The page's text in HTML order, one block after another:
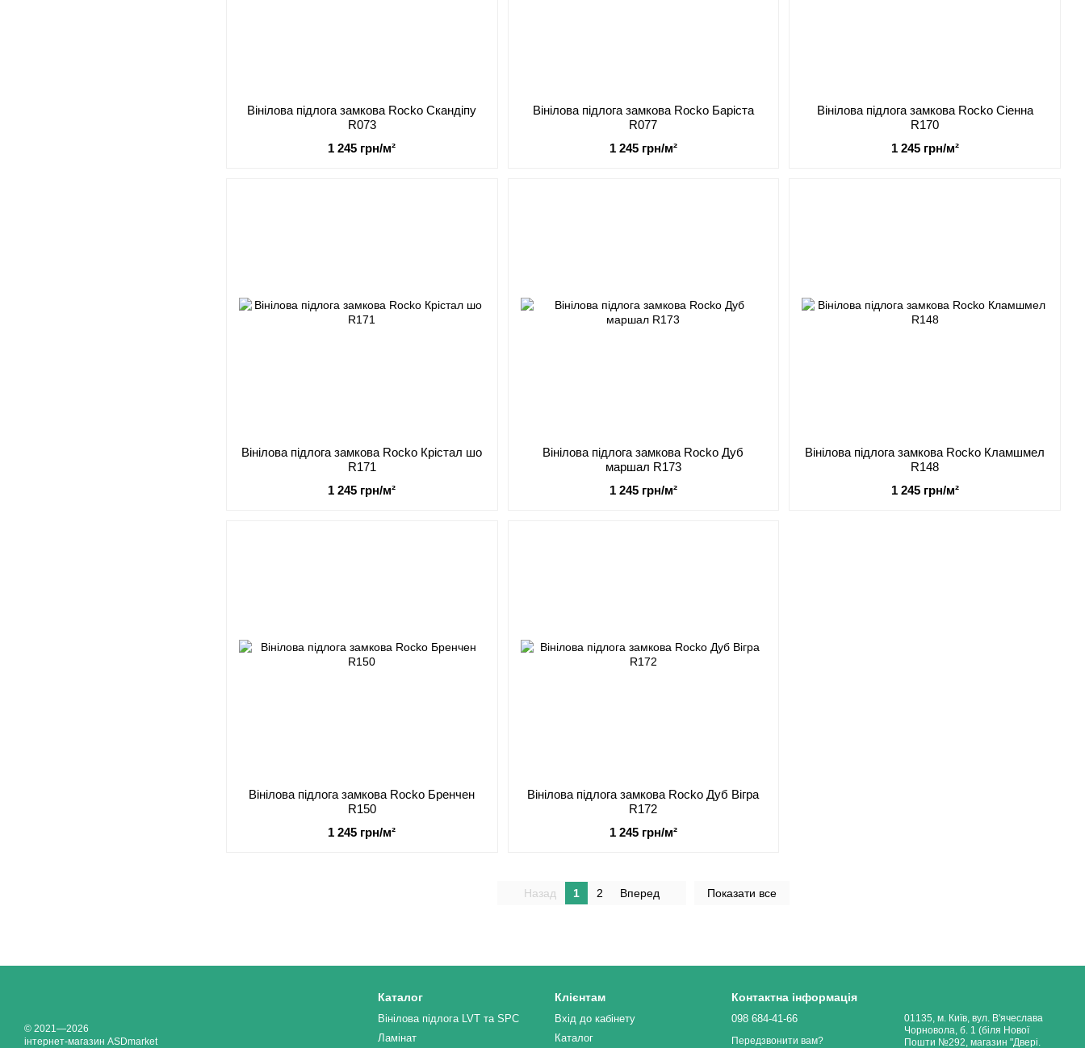
Вінілова підлога замкова Rocko Скандіпу
R073
1 245 грн/м²
Вінілова підлога замкова Rocko Баріста
R077
1 245 грн/м²
Вінілова підлога замкова Rocko Сіенна
R170
1 245 грн/м²
Вінілова підлога замкова Rocko Крістал шо
R171
1 245 грн/м²
Вінілова підлога замкова Rocko Дуб
маршал R173
1 245 грн/м²
Вінілова підлога замкова Rocko Кламшмел
R148
1 245 грн/м²
Вінілова підлога замкова Rocko Бренчен
R150
1 245 грн/м²
Вінілова підлога замкова Rocko Дуб Вігра
R172
1 245 грн/м²
Назад 1 2 Вперед Показати все
© 2021—2026
інтернет-магазин ASDmarket
Каталог
Вінілова підлога LVT та SPC
Ламінат
Клієнтам
Вхід до кабінету
Каталог
Контактна інформація
098 684-41-66
Передзвонити вам?
01135, м. Київ, вул. В'ячеслава
Чорновола, б. 1 (біля Нової
Пошти №292, магазин "Двері.